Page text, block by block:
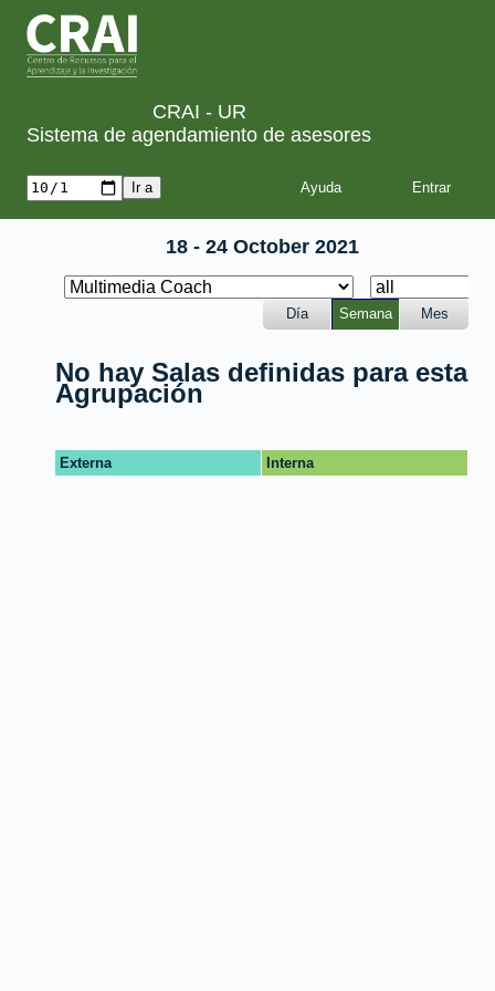
CRAI - UR
Sistema de agendamiento de asesores
Ayuda
18 - 24 October 2021
Día Semana Mes
No hay Salas definidas para esta
Agrupación
Externa Interna